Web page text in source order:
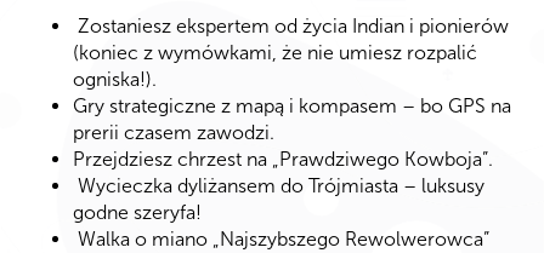
Zostaniesz ekspertem od życia Indian i pionierów
(koniec z wymówkami, że nie umiesz rozpalić
ogniska!).
Gry strategiczne z mapą i kompasem – bo GPS na
prerii czasem zawodzi.
Przejdziesz chrzest na „Prawdziwego Kowboja”.
Wycieczka dyliżansem do Trójmiasta – luksusy
godne szeryfa!
Walka o miano „Najszybszego Rewolwerowca”